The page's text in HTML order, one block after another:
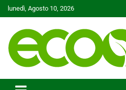
Skip
to
lunedì, Agosto 10, 2026
Ecoo.it